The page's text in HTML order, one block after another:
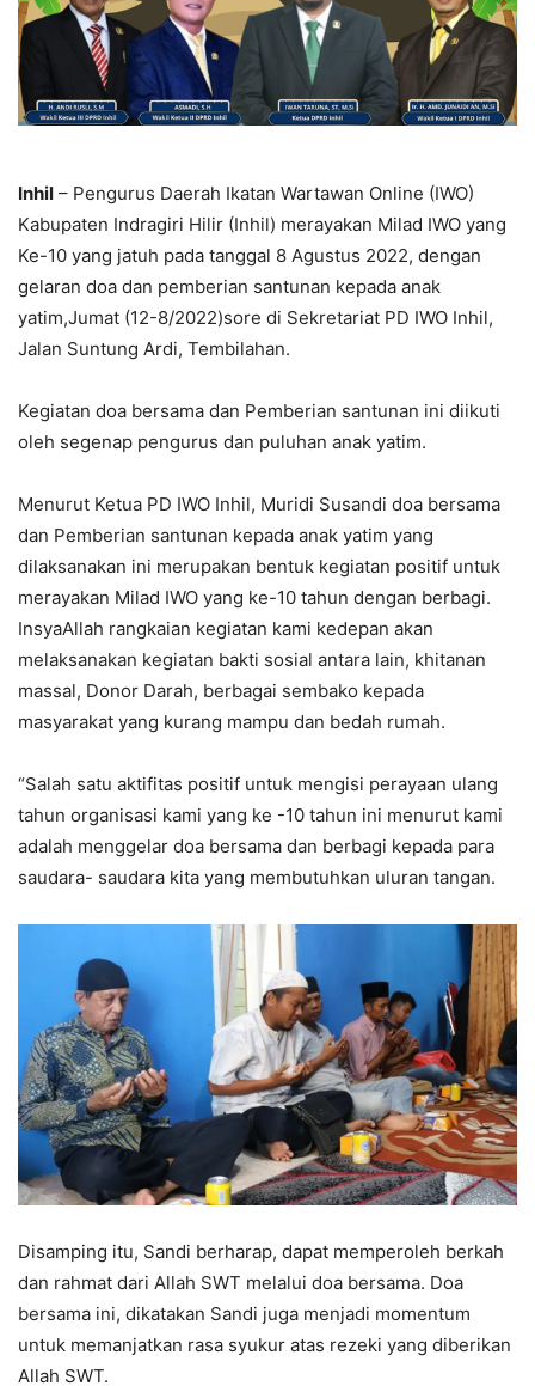
Inhil – Pengurus Daerah Ikatan Wartawan Online (IWO)
Kabupaten Indragiri Hilir (Inhil) merayakan Milad IWO yang
Ke-10 yang jatuh pada tanggal 8 Agustus 2022, dengan
gelaran doa dan pemberian santunan kepada anak
yatim,Jumat (12-8/2022)sore di Sekretariat PD IWO Inhil,
Jalan Suntung Ardi, Tembilahan.
Kegiatan doa bersama dan Pemberian santunan ini diikuti
oleh segenap pengurus dan puluhan anak yatim.
Menurut Ketua PD IWO Inhil, Muridi Susandi doa bersama
dan Pemberian santunan kepada anak yatim yang
dilaksanakan ini merupakan bentuk kegiatan positif untuk
merayakan Milad IWO yang ke-10 tahun dengan berbagi.
InsyaAllah rangkaian kegiatan kami kedepan akan
melaksanakan kegiatan bakti sosial antara lain, khitanan
massal, Donor Darah, berbagai sembako kepada
masyarakat yang kurang mampu dan bedah rumah.
“Salah satu aktifitas positif untuk mengisi perayaan ulang
tahun organisasi kami yang ke -10 tahun ini menurut kami
adalah menggelar doa bersama dan berbagi kepada para
saudara- saudara kita yang membutuhkan uluran tangan.
Disamping itu, Sandi berharap, dapat memperoleh berkah
dan rahmat dari Allah SWT melalui doa bersama. Doa
bersama ini, dikatakan Sandi juga menjadi momentum
untuk memanjatkan rasa syukur atas rezeki yang diberikan
Allah SWT.